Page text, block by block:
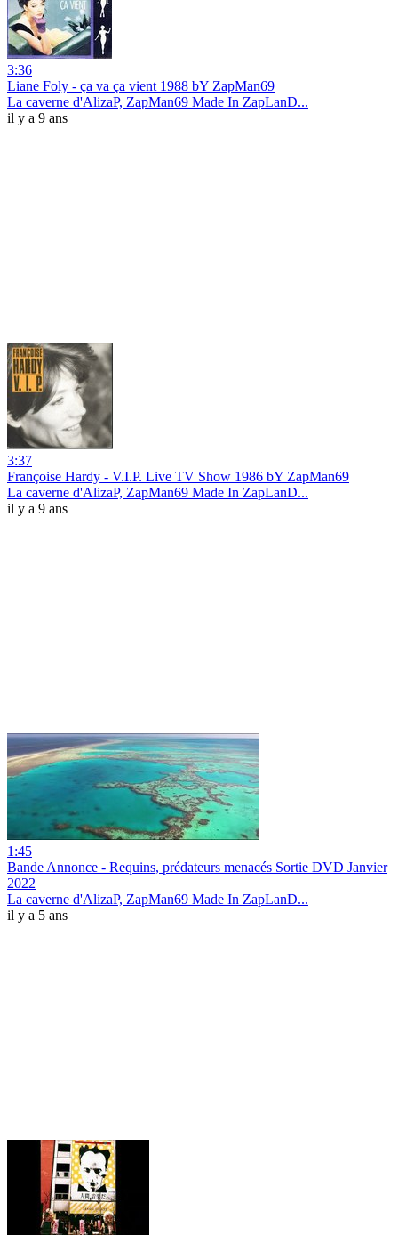
3:36
Liane Foly - ça va ça vient 1988 bY ZapMan69
La caverne d'AlizaP, ZapMan69 Made In ZapLanD...
il y a 9 ans
3:37
Françoise Hardy - V.I.P. Live TV Show 1986 bY ZapMan69
La caverne d'AlizaP, ZapMan69 Made In ZapLanD...
il y a 9 ans
1:45
Bande Annonce - Requins, prédateurs menacés Sortie DVD Janvier
2022
La caverne d'AlizaP, ZapMan69 Made In ZapLanD...
il y a 5 ans